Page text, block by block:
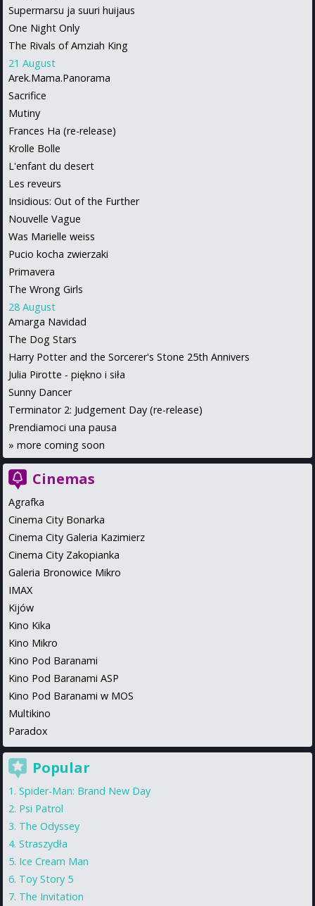
Supermarsu ja suuri huijaus
One Night Only
The Rivals of Amziah King
21 August
Arek.Mama.Panorama
Sacrifice
Mutiny
Frances Ha (re-release)
Krolle Bolle
L'enfant du desert
Les reveurs
Insidious: Out of the Further
Nouvelle Vague
Was Marielle weiss
Pucio kocha zwierzaki
Primavera
The Wrong Girls
28 August
Amarga Navidad
The Dog Stars
Harry Potter and the Sorcerer's Stone 25th Annivers
Julia Pirotte - piękno i siła
Sunny Dancer
Terminator 2: Judgement Day (re-release)
Prendiamoci una pausa
» more coming soon
Cinemas
Agrafka
Cinema City Bonarka
Cinema City Galeria Kazimierz
Cinema City Zakopianka
Galeria Bronowice Mikro
IMAX
Kijów
Kino Kika
Kino Mikro
Kino Pod Baranami
Kino Pod Baranami ASP
Kino Pod Baranami w MOS
Multikino
Paradox
Popular
Spider-Man: Brand New Day
Psi Patrol
The Odyssey
Straszydła
Ice Cream Man
Toy Story 5
The Invitation